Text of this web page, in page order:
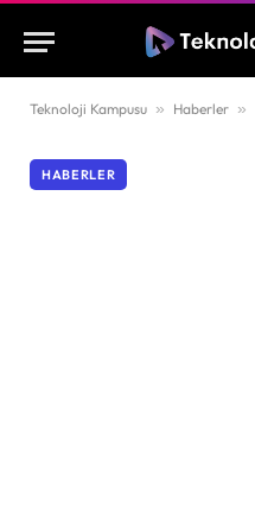
Teknoloji Kampusu » Haberler »
HABERLER